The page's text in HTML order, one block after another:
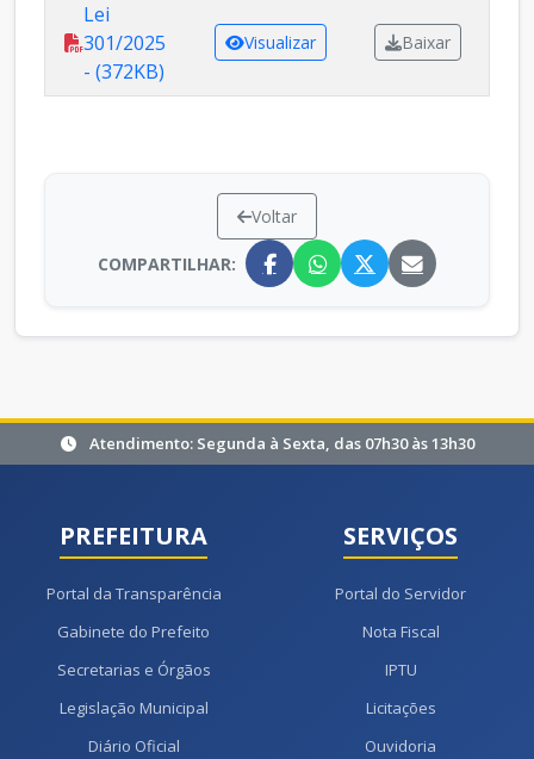
Lei
301/2025
- (372KB)
Visualizar Baixar
Voltar
COMPARTILHAR:
Atendimento: Segunda à Sexta, das 07h30 às 13h30
PREFEITURA
Portal da Transparência
Gabinete do Prefeito
Secretarias e Órgãos
Legislação Municipal
Diário Oficial
SERVIÇOS
Portal do Servidor
Nota Fiscal
IPTU
Licitações
Ouvidoria